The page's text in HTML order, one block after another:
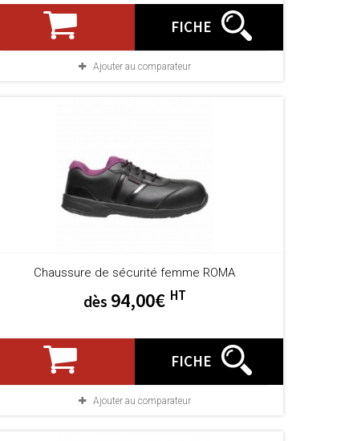
FICHE
Ajouter au comparateur
Chaussure de sécurité femme ROMA
dès 94,00€ HT
FICHE
Ajouter au comparateur